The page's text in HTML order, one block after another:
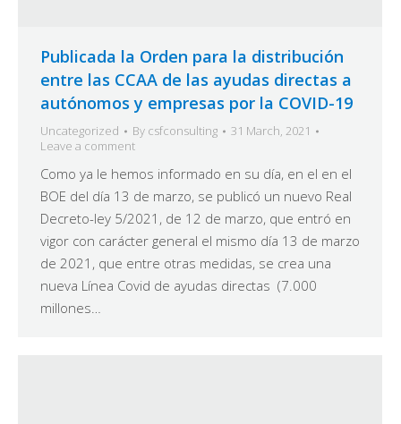
Publicada la Orden para la distribución
entre las CCAA de las ayudas directas a
autónomos y empresas por la COVID-19
Uncategorized By csfconsulting
31 March, 2021
Leave a comment
Como ya le hemos informado en su día, en el en el
BOE del día 13 de marzo, se publicó un nuevo Real
Decreto-ley 5/2021, de 12 de marzo, que entró en
vigor con carácter general el mismo día 13 de marzo
de 2021, que entre otras medidas, se crea una
nueva Línea Covid de ayudas directas (7.000
millones…